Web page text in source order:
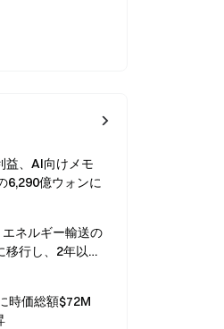
益、AI向けメモ
6,290億ウォンに
ネルギー輸送の
行し、2年以内
下する見通し
時価総額$72M